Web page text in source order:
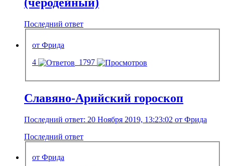
Последний ответ
от Фрида
4
1797
Славяно-Арийский гороскоп
Последний ответ: 20 Ноября 2019, 13:23:02 от Фрида
Последний ответ
от Фрида